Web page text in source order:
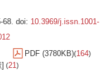
68. doi: 10.3969/j.issn.1001-
PDF (3780KB)(164)
(21)